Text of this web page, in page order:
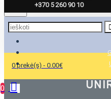
0 prekė(s) - 0.00€
0
+370 5 260 90 10